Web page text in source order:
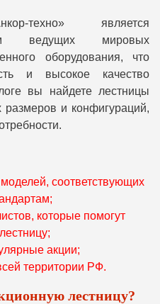
техно» является
ведущих мировых
оборудования, что
и высокое качество
вы найдете лестницы
размеров и конфигураций,
соответствующих
которые помогут
акции;
территории РФ.
лестницу?